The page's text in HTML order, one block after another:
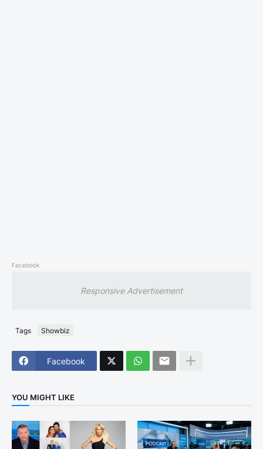
Facebook
Responsive Advertisement
Tags Showbiz
Facebook
YOU MIGHT LIKE